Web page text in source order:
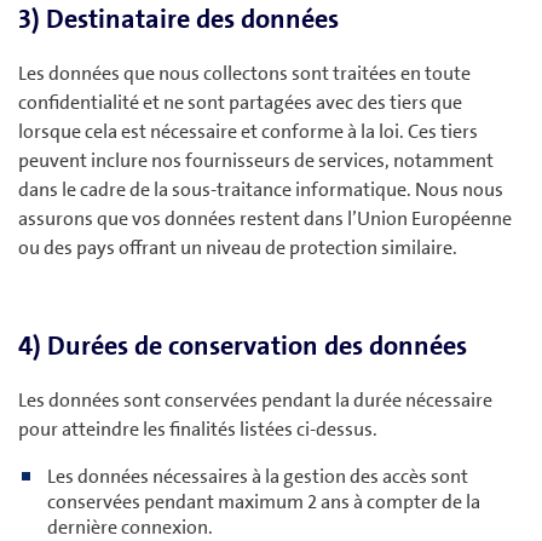
3) Destinataire des données
Les données que nous collectons sont traitées en toute
confidentialité et ne sont partagées avec des tiers que
lorsque cela est nécessaire et conforme à la loi. Ces tiers
peuvent inclure nos fournisseurs de services, notamment
dans le cadre de la sous-traitance informatique. Nous nous
assurons que vos données restent dans l’Union Européenne
ou des pays offrant un niveau de protection similaire.
4) Durées de conservation des données
Les données sont conservées pendant la durée nécessaire
pour atteindre les finalités listées ci-dessus.
Les données nécessaires à la gestion des accès sont
conservées pendant maximum 2ans à compter de la
dernière connexion.